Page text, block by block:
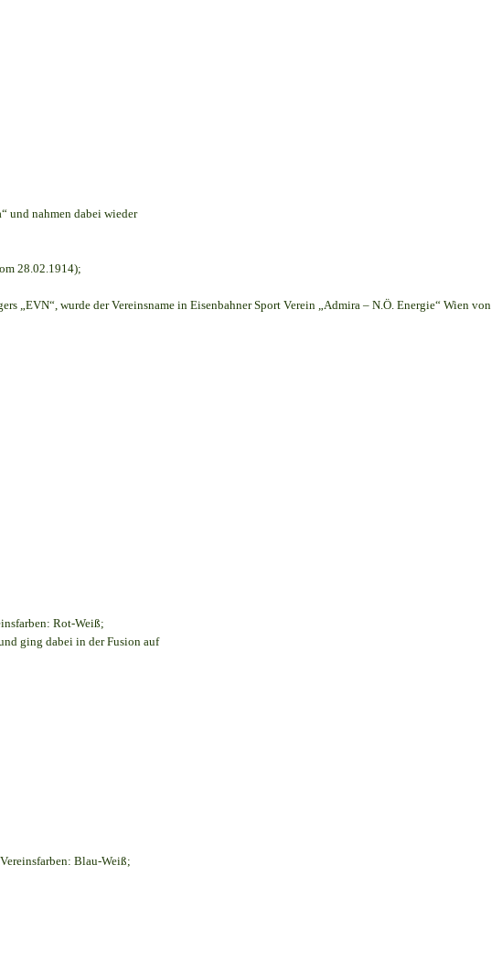
und nahmen dabei wieder
28.02.1914);
„EVN“, wurde der Vereinsname in Eisenbahner Sport Verein „Admira – N.Ö. Energie“ Wien von
Rot-Weiß;
ging dabei in der Fusion auf
Blau-Weiß;